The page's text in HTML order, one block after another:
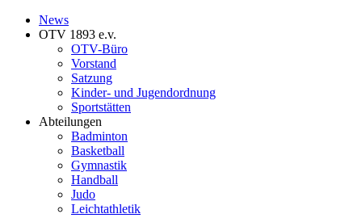
News
OTV 1893 e.v.
OTV-Büro
Vorstand
Satzung
Kinder- und Jugendordnung
Sportstätten
Abteilungen
Badminton
Basketball
Gymnastik
Handball
Judo
Leichtathletik